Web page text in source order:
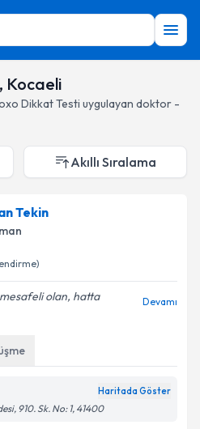
Kocaeli
Dikkat Testi uygulayan doktor -
Akıllı Sıralama
Tekin
olan, hatta
Devamı
Haritada Göster
910. Sk. No: 1, 41400